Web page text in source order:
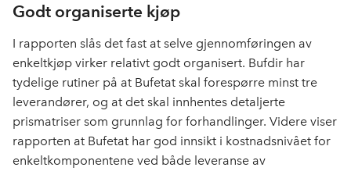
Godt organiserte kjøp
I rapporten slås det fast at selve gjennomføringen av
enkeltkjøp virker relativt godt organisert. Bufdir har
tydelige rutiner på at Bufetat skal forespørre minst tre
leverandører, og at det skal innhentes detaljerte
prismatriser som grunnlag for forhandlinger. Videre viser
rapporten at Bufetat har god innsikt i kostnadsnivået for
enkeltkomponentene ved både leveranse av